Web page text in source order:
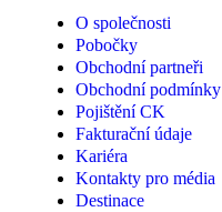
O společnosti
Pobočky
Obchodní partneři
Obchodní podmínky
Pojištění CK
Fakturační údaje
Kariéra
Kontakty pro média
Destinace